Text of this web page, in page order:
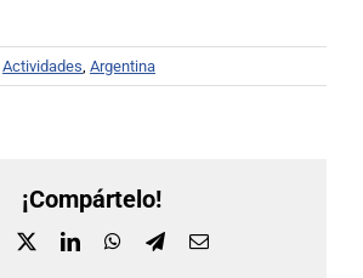
Actividades Argentina
¡Compártelo!
Facebook LinkedInWhatsApp
TelegramCorreo